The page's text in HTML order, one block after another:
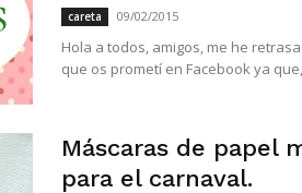
careta 09/02/2015
Hola a todos, amigos, me he
que os prometí en Facebook ya
Máscaras de papel
para el carnaval.